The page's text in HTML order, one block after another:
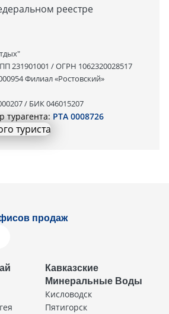
реестре
231901001 / ОГРН 1062320028517
Филиал «Ростовский»
/ БИК 046015207
турагента: РТА 0008726
продаж
Кавказские
Минеральные Воды
Кисловодск
Пятигорск